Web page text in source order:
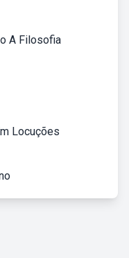
A Filosofia
Locuções